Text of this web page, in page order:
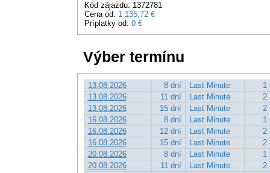
Kód zájazdu: 1372781
Cena od: 1 135,72 €
Príplatky od: 0 €
Výber termínu
13.08.2026 8 dní Last Minute
1
13.08.2026
11 dní Last Minute
2
13.08.2026
15 dní Last Minute
2
16.08.2026
8 dní Last Minute
1
16.08.2026
12 dní Last Minute
2
16.08.2026
15 dní Last Minute
2
20.08.2026
8 dní Last Minute
1
20.08.2026
11 dní Last Minute
2